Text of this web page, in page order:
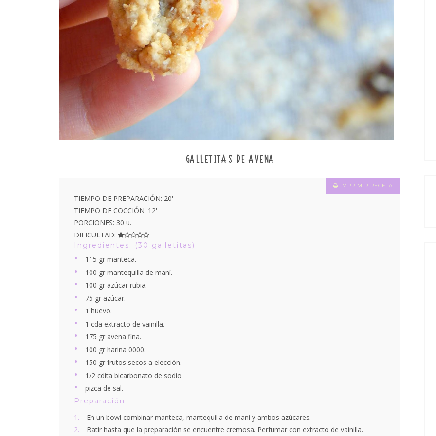
GALLETITAS DE AVENA
IMPRIMIR RECETA
TIEMPO DE PREPARACIÓN: 20'
TIEMPO DE COCCIÓN: 12'
PORCIONES: 30 u.
DIFICULTAD:
Ingredientes: (30 galletitas)
115 gr manteca.
100 gr mantequilla de maní.
100 gr azúcar rubia.
75 gr azúcar.
1 huevo.
1 cda extracto de vainilla.
175 gr avena fina.
100 gr harina 0000.
150 gr frutos secos a elección.
1/2 cdita bicarbonato de sodio.
pizca de sal.
Preparación
En un bowl combinar manteca, mantequilla de maní y ambos azúcares.
Batir hasta que la preparación se encuentre cremosa. Perfumar con extracto de vainilla.